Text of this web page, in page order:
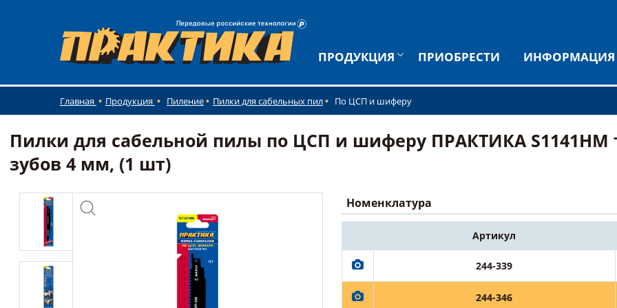
ПРОДУКЦИЯ ПРИОБРЕСТИ ИНФОРМАЦИЯ
Главная Продукция Пиление Пилки для сабельных пил По ЦСП и шиферу
Пилки для сабельной пилы по ЦСП и шиферу ПРАКТИКА S1141HM
зубов 4 мм, (1 шт)
Номенклатура
Артикул
244-339
244-346